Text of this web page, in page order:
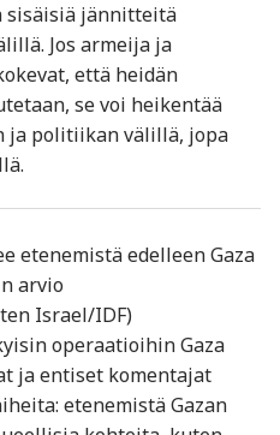
sisäisiä jännitteitä
Jos armeija ja
että heidän
se voi heikentää
ja politiikan välillä, jopa
etenemistä edelleen Gaza
arvio
Israel/IDF)
operaatioihin Gaza
ja entiset komentajat
etenemistä Gazan